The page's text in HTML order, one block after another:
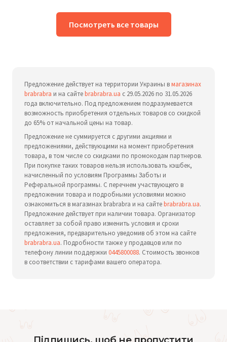
Посмотреть все товары
Предложение действует на территории Украины вмагазинах
brabrabra и на сайтеbrabrabra.ua с 29.05.2026 по 31.05.2026
года включительно. Под предложением подразумевается
возможность приобретения отдельных товаров со скидкой
до 65% от начальной цены на товар.
Предложение не суммируется с другими акциями и
предложениями, действующими на момент приобретения
товара, в том числе со скидками по промокодам партнеров.
При покупке таких товаров нельзя использовать кэшбек,
начисленный по условиям Программы Заботы и
Реферальной программы. С перечнем участвующего в
предложении товара и подробными условиями можно
ознакомиться в магазинах brabrabra и на сайтеbrabrabra.ua.
Предложение действует при наличии товара. Организатор
оставляет за собой право изменить условия и сроки
предложения, предварительно уведомив об этом на сайте
brabrabra.ua. Подробности также у продавцов или по
телефону линии поддержки 0445800088. Стоимость звонков
в соответствии с тарифами вашего оператора.